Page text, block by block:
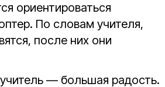
ориентироваться
По словам учителя,
после них они
— большая радость.